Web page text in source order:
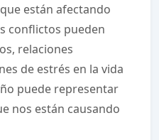
están afectando
conflictos pueden
relaciones
de estrés en la vida
puede representar
nos están causando